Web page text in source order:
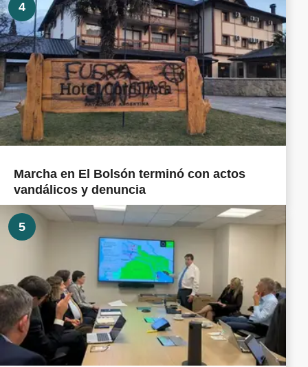
4
Marcha en El Bolsón terminó con actos
vandálicos y denuncia
5